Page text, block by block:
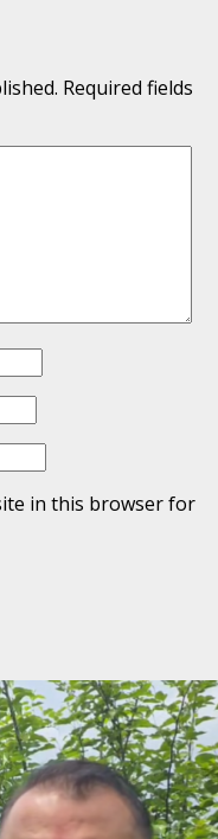
Required fields
in this browser for